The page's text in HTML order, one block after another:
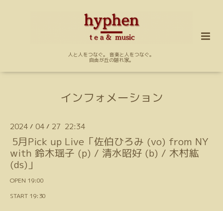
人と人をつなぐ。 音楽と人をつなぐ。
自由が丘の隠れ家。
インフォメーション
2024 / 04 / 27 22:34
5月Pick up Live「佐伯ひろみ (vo) from NY
with 鈴木瑶子 (p) / 清水昭好 (b) / 木村紘
(ds)」
OPEN 19:00
START 19:30